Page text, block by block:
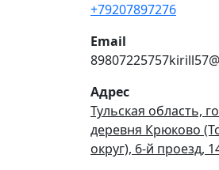
+79207897276
Email
Адрес
Тульская область,
деревня Крюково
округ), 6-й проезд,